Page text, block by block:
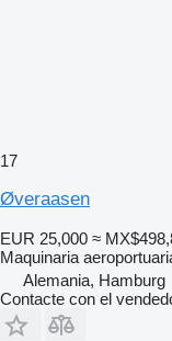
17
Øveraasen
EUR 25,000 ≈
Maquinaria
Alemania, Hamburg
Contacte con el